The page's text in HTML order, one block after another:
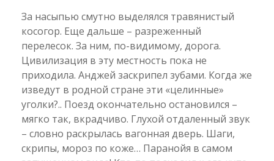
За насыпью смутно выделялся травянистый
косогор. Еще дальше – разреженный
перелесок. За ним, по-видимому, дорога.
Цивилизация в эту местность пока не
приходила. Анджей заскрипел зубами. Когда же
изведут в родной стране эти «целинные»
уголки?.. Поезд окончательно остановился –
мягко так, вкрадчиво. Глухой отдаленный звук
– словно раскрылась вагонная дверь. Шаги,
скрипы, мороз по коже… Паранойя в самом